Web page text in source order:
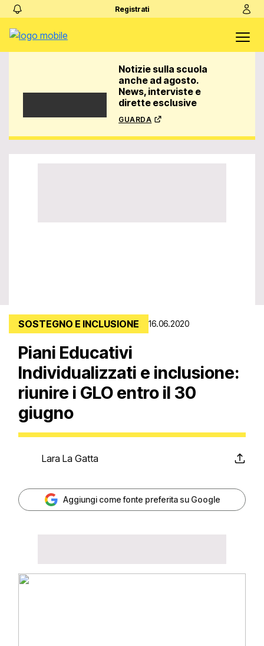
Registrati
Notizie sulla scuola
anche ad agosto.
News, interviste e
dirette esclusive
guarda
SOSTEGNO E INCLUSIONE 16.06.2020
Piani Educativi
Individualizzati e inclusione:
riunire i GLO entro il 30
giugno
Lara La Gatta
Aggiungi come fonte preferita su Google